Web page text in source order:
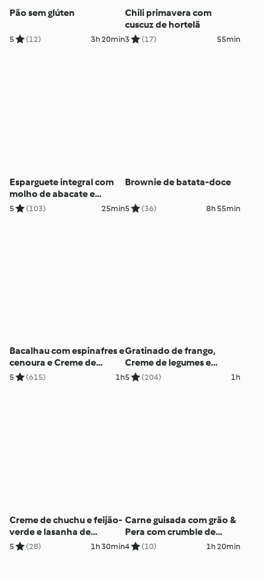
Pão sem glúten
5 (12) 3h 20min
Chili primavera com
cuscuz de hortelã
3 (17) 55min
Esparguete integral com
molho de abacate e
'parmesão' vegan
5 (103) 25min
Brownie de batata-doce
5 (36) 8h 55min
Bacalhau com espinafres e
cenoura e Creme de
curgete e cenoura
5 (615) 1h
Gratinado de frango,
Creme de legumes e
Papelotes de fruta
5 (204) 1h
Creme de chuchu e feijão-
verde e lasanha de
abóbora e cogumelos
5 (28) 1h 30min
Carne guisada com grão &
Pera com crumble de
amêndoa
4 (10) 1h 20min